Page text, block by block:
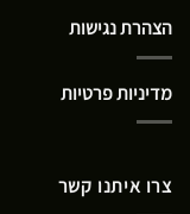
הצהרת נגישות
מדיניות פרטיות
צרו איתנו קשר